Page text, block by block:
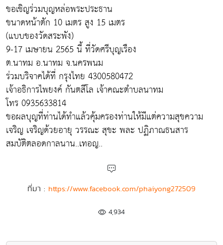
ขอเชิญร่วมบุญหล่อพระประธาน
ขนาดหน้าตัก 10 เมตร สูง 15 เมตร
(แบบของวัดสระพัง)
9-17 เมษายน 2565 นี้ ที่วัดศรีบุญเรือง
ต.นาทม อ.นาทม จ.นครพนม
ร่วมบริจาคได้ที่ กรุงไทย 4300580472
เจ้าอธิการไพยงค์ กันตสีโล เจ้าคณะตำบลนาทม
โทร 0935633814
ขอผลบุญที่ท่านได้ทำแล้วคุ้มครองท่านให้มีแต่ความสุขความ
เจริญ เจริญด้วยอายุ วรรณะ สุขะ พละ ปฏิภาณธนสาร
สมบัติตลอดกาลนาน..เทอญ..
ที่มา : https://www.facebook.com/phaiyong272509
4,934